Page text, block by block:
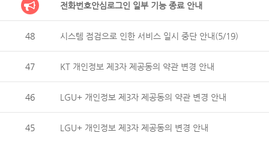
전화번호안심로그인 일부 기능 종료 안내
48 시스템 점검으로 인한 서비스 일시 중단 안내(5/19)
47 KT 개인정보 제3자 제공동의 약관 변경 안내
46 LGU+ 개인정보 제3자 제공동의 약관 변경 안내
45 LGU+ 개인정보 제3자 제공동의 변경 안내